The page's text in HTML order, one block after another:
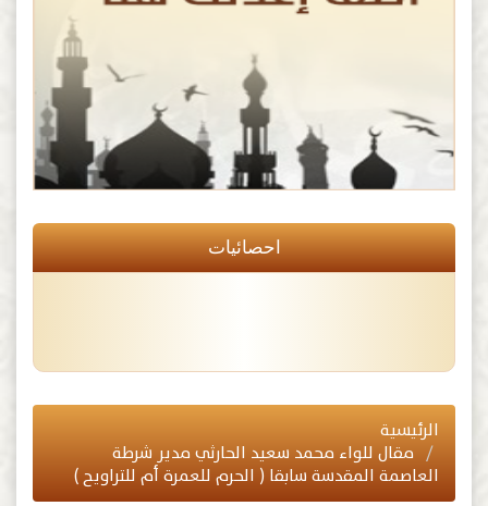
احصائيات
الرئيسية
مقال للواء محمد سعيد الحارثي مدير شرطة
العاصمة المقدسة سابقا ( الحرم للعمرة أم للتراويح )